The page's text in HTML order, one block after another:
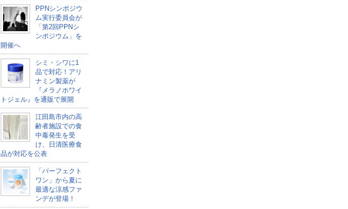
PPNシンポジウ
ム実行委員会が
「第2回PPNシ
ンポジウム」を
開催へ
シミ・シワに1
品で対応！アリ
ナミン製薬が
『メラノホワイ
トジェル』を通販で展開
江田島市内の高
齢者施設での食
中毒発生を受
け、日清医療食
品が対応を公表
「パーフェクト
ワン」から夏に
最適な涼感ファ
ンデが登場！